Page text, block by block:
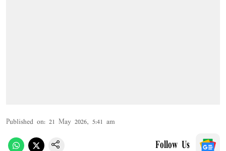
Published on: 21 May 2026, 5:41 am
Follow Us